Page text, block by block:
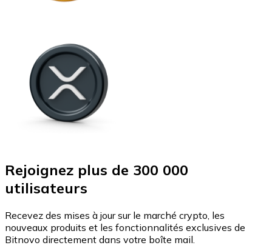
Rejoignez plus de 300 000
utilisateurs
Recevez des mises à jour sur le marché crypto, les
nouveaux produits et les fonctionnalités exclusives de
Bitnovo directement dans votre boîte mail.